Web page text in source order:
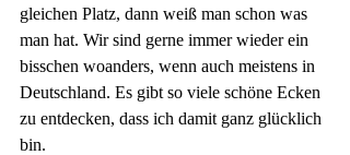
gleichen Platz, dann weiß man schon was
man hat. Wir sind gerne immer wieder ein
bisschen woanders, wenn auch meistens in
Deutschland. Es gibt so viele schöne Ecken
zu entdecken, dass ich damit ganz glücklich
bin.